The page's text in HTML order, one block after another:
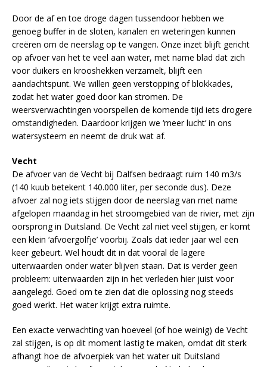
Door de af en toe droge dagen tussendoor hebben we
genoeg buffer in de sloten, kanalen en weteringen kunnen
creëren om de neerslag op te vangen. Onze inzet blijft gericht
op afvoer van het te veel aan water, met name blad dat zich
voor duikers en krooshekken verzamelt, blijft een
aandachtspunt. We willen geen verstopping of blokkades,
zodat het water goed door kan stromen. De
weersverwachtingen voorspellen de komende tijd iets drogere
omstandigheden. Daardoor krijgen we ‘meer lucht’ in ons
watersysteem en neemt de druk wat af.
Vecht
De afvoer van de Vecht bij Dalfsen bedraagt ruim 140 m3/s
(140 kuub betekent 140.000 liter, per seconde dus). Deze
afvoer zal nog iets stijgen door de neerslag van met name
afgelopen maandag in het stroomgebied van de rivier, met zijn
oorsprong in Duitsland. De Vecht zal niet veel stijgen, er komt
een klein ‘afvoergolfje’ voorbij. Zoals dat ieder jaar wel een
keer gebeurt. Wel houdt dit in dat vooral de lagere
uiterwaarden onder water blijven staan. Dat is verder geen
probleem: uiterwaarden zijn in het verleden hier juist voor
aangelegd. Goed om te zien dat die oplossing nog steeds
goed werkt. Het water krijgt extra ruimte.
Een exacte verwachting van hoeveel (of hoe weinig) de Vecht
zal stijgen, is op dit moment lastig te maken, omdat dit sterk
afhangt hoe de afvoerpiek van het water uit Duitsland